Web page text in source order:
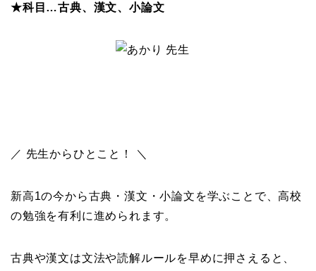
★科目…古典、漢文、小論文
／ 先生からひとこと！ ＼
新高1の今から古典・漢文・小論文を学ぶことで、高校
の勉強を有利に進められます。
古典や漢文は文法や読解ルールを早めに押さえると、